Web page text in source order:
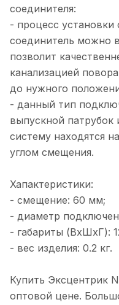
соединителя:
- процесс установки
соединитель можно
позволит
канализацией
до нужного
- данный тип
выпускной
систему находятся
углом смещения.
Хапактеристики:
- смещение: 60 мм;
- диаметр
- габариты (ВхШхГ):
- вес изделия: 0.2 кг.
Купить Эксцентрик
оптовой цене.